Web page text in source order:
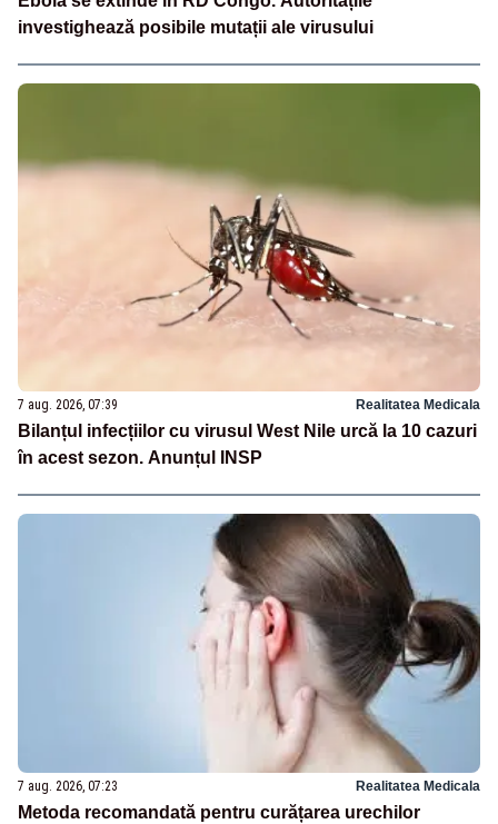
investighează posibile mutații ale virusului
7 aug. 2026, 07:39 Realitatea Medicala
Bilanțul infecțiilor cu virusul West Nile urcă la 10 cazuri
în acest sezon. Anunțul INSP
7 aug. 2026, 07:23 Realitatea Medicala
Metoda recomandată pentru curățarea urechilor